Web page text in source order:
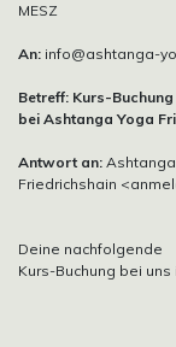
MESZ
An: info@ashtanga-
Betreff: Kurs-Buchung
bei Ashtanga Yoga
Antwort an:
Friedrichshain
Deine nachfolgende
Kurs-Buchung bei